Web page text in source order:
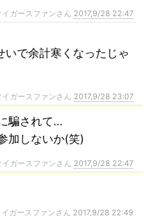
ガースファンさん 2017,9/28 22:47
いで余計寒くなったじゃ
ガースファンさん 2017,9/28 23:07
騙されて…
加しないか(笑)
ガースファンさん 2017,9/28 22:47
ガースファンさん 2017,9/28 22:49